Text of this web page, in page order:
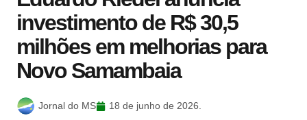
investimento de R$ 30,5
milhões em melhorias para
Novo Samambaia
Jornal do MS 18 de junho de 2026.